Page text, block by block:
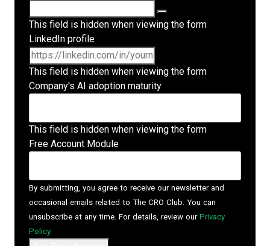
This field is hidden when viewing the form
LinkedIn profile
This field is hidden when viewing the form
Company's AI adoption maturity
This field is hidden when viewing the form
Free Account Module
By submitting, you agree to receive our newsletter and
occasional emails related to The CRO Club. You can
unsubscribe at any time. For details, review our Privacy
Policy.